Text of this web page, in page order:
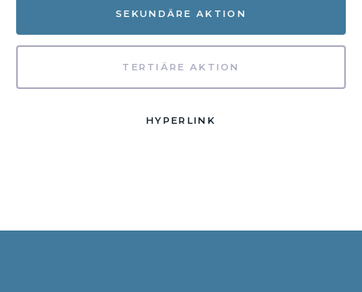
SEKUNDÄRE AKTION
TERTIÄRE AKTION
HYPERLINK